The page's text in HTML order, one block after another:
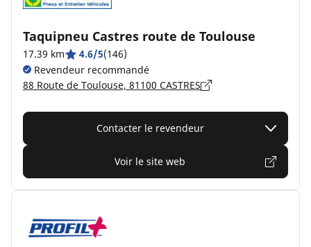
Taquipneu Castres route de Toulouse
17.39 km 4.6/5(146)
Revendeur recommandé
88 Route de Toulouse, 81100 CASTRES
Contacter le revendeur
Voir le site web